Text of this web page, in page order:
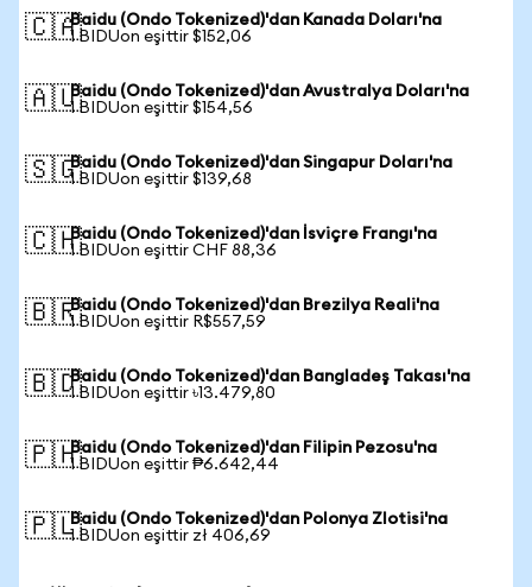
🇨🇦Baidu (Ondo Tokenized)'dan Kanada Doları'na
1 BIDUon eşittir $152,06
🇦🇺Baidu (Ondo Tokenized)'dan Avustralya Doları'na
1 BIDUon eşittir $154,56
🇸🇬Baidu (Ondo Tokenized)'dan Singapur Doları'na
1 BIDUon eşittir $139,68
🇨🇭Baidu (Ondo Tokenized)'dan İsviçre Frangı'na
1 BIDUon eşittir CHF 88,36
🇧🇷Baidu (Ondo Tokenized)'dan Brezilya Reali'na
1 BIDUon eşittir R$557,59
🇧🇩Baidu (Ondo Tokenized)'dan Bangladeş Takası'na
1 BIDUon eşittir ৳13.479,80
🇵🇭Baidu (Ondo Tokenized)'dan Filipin Pezosu'na
1 BIDUon eşittir ₱6.642,44
🇵🇱Baidu (Ondo Tokenized)'dan Polonya Zlotisi'na
1 BIDUon eşittir zł 406,69